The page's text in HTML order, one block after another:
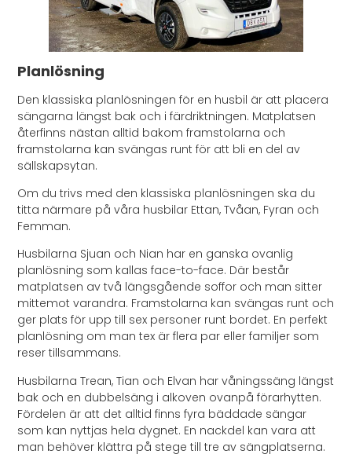
Planlösning
Den klassiska planlösningen för en husbil är att placera
sängarna längst bak och i färdriktningen. Matplatsen
återfinns nästan alltid bakom framstolarna och
framstolarna kan svängas runt för att bli en del av
sällskapsytan.
Om du trivs med den klassiska planlösningen ska du
titta närmare på våra husbilar Ettan, Tvåan, Fyran och
Femman.
Husbilarna Sjuan och Nian har en ganska ovanlig
planlösning som kallas face-to-face. Där består
matplatsen av två längsgående soffor och man sitter
mittemot varandra. Framstolarna kan svängas runt och
ger plats för upp till sex personer runt bordet. En perfekt
planlösning om man tex är flera par eller familjer som
reser tillsammans.
Husbilarna Trean, Tian och Elvan har våningssäng längst
bak och en dubbelsäng i alkoven ovanpå förarhytten.
Fördelen är att det alltid finns fyra bäddade sängar
som kan nyttjas hela dygnet. En nackdel kan vara att
man behöver klättra på stege till tre av sängplatserna.